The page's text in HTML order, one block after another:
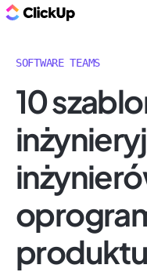
SOFTWARE TEAMS
10
produktu